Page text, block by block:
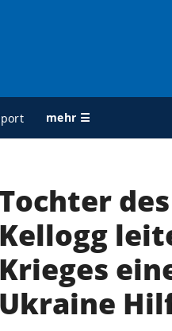
mehr ☰
Über uns
services
Politik
und
Kellogg
Krieges
Ukraine